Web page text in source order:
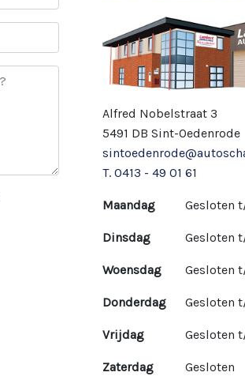
Alfred Nobelstraat 3
5491 DB Sint-Oedenrode
T. 0413 - 49 01 61
Maandag Gesloten
Dinsdag Gesloten
Woensdag Gesloten
Donderdag Gesloten
Vrijdag Gesloten
Zaterdag Gesloten